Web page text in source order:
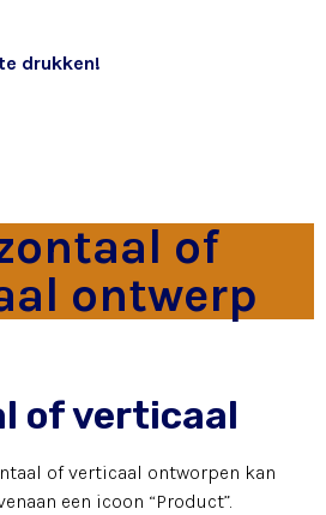
drukken!
of
ontwerp
of verticaal
of verticaal ontworpen kan
een icoon “Product”.